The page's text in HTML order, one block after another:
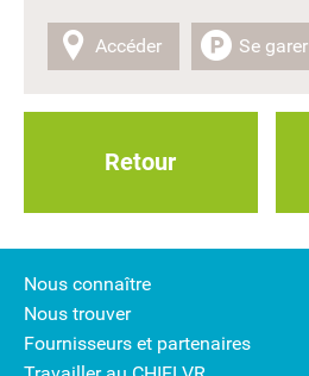
Accéder Se garer
Retour
Nous connaître
Nous trouver
Fournisseurs et partenaires